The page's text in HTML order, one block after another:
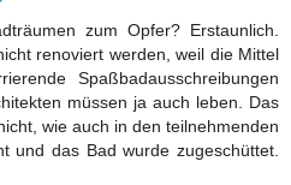
zum Opfer? Erstaunlich.
renoviert werden, weil die Mittel
Spaßbadausschreibungen
müssen ja auch leben. Das
wie auch in den teilnehmenden
und das Bad wurde zugeschüttet.